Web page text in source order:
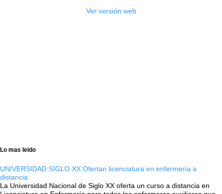
Ver versión web
Lo mas leido
UNIVERSIDAD SIGLO XX Ofertan licenciatura en enfermería a
distancia
La Universidad Nacional de Siglo XX oferta un curso a distancia en